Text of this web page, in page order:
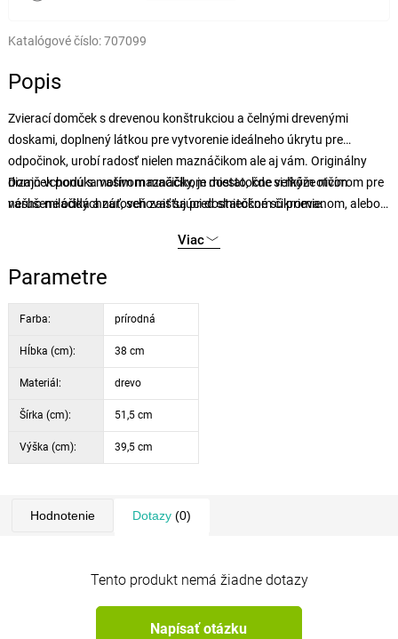
Katalógové číslo:707099
Popis
Zvierací domček s drevenou konštrukciou a čelnými drevenými
doskami, doplnený látkou pre vytvorenie ideálneho úkrytu pre
odpočinok, urobí radosť nielen maznáčikom ale aj vám. Originálny
dizajn vchodu s motívom mačičky, je dostatočne veľkým otvorom pre
vášho miláčika a zároveň zaisťujúci dostatočné súkromie.
Domček ponúka vašim maznáčikom miesto, kde si môže ničím
nerušene oddýchnuť, schovať sa pred slniečkom či prievanom, alebo
bude pekným doplnkom interiéru.Viac
Parametre
Farba: prírodná
Hĺbka (cm): 38 cm
Materiál: drevo
Šírka (cm): 51,5 cm
Výška (cm): 39,5 cm
Hodnotenie Dotazy(0)
Tento produkt nemá žiadne dotazy
Napísať otázku